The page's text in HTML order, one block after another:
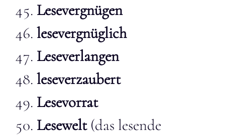
Lesevergnügen
lesevergnüglich
Leseverlangen
leseverzaubert
Lesevorrat
Lesewelt(das lesende